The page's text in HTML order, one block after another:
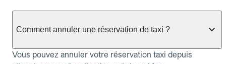
Comment annuler une réservation de taxi ?
Vous pouvez annuler votre réservation taxi depuis